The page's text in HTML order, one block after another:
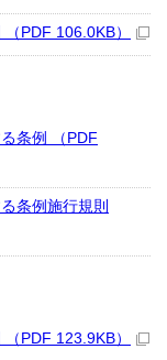
PDF 106.0KB）
条例 （PDF
条例施行規則
PDF 123.9KB）